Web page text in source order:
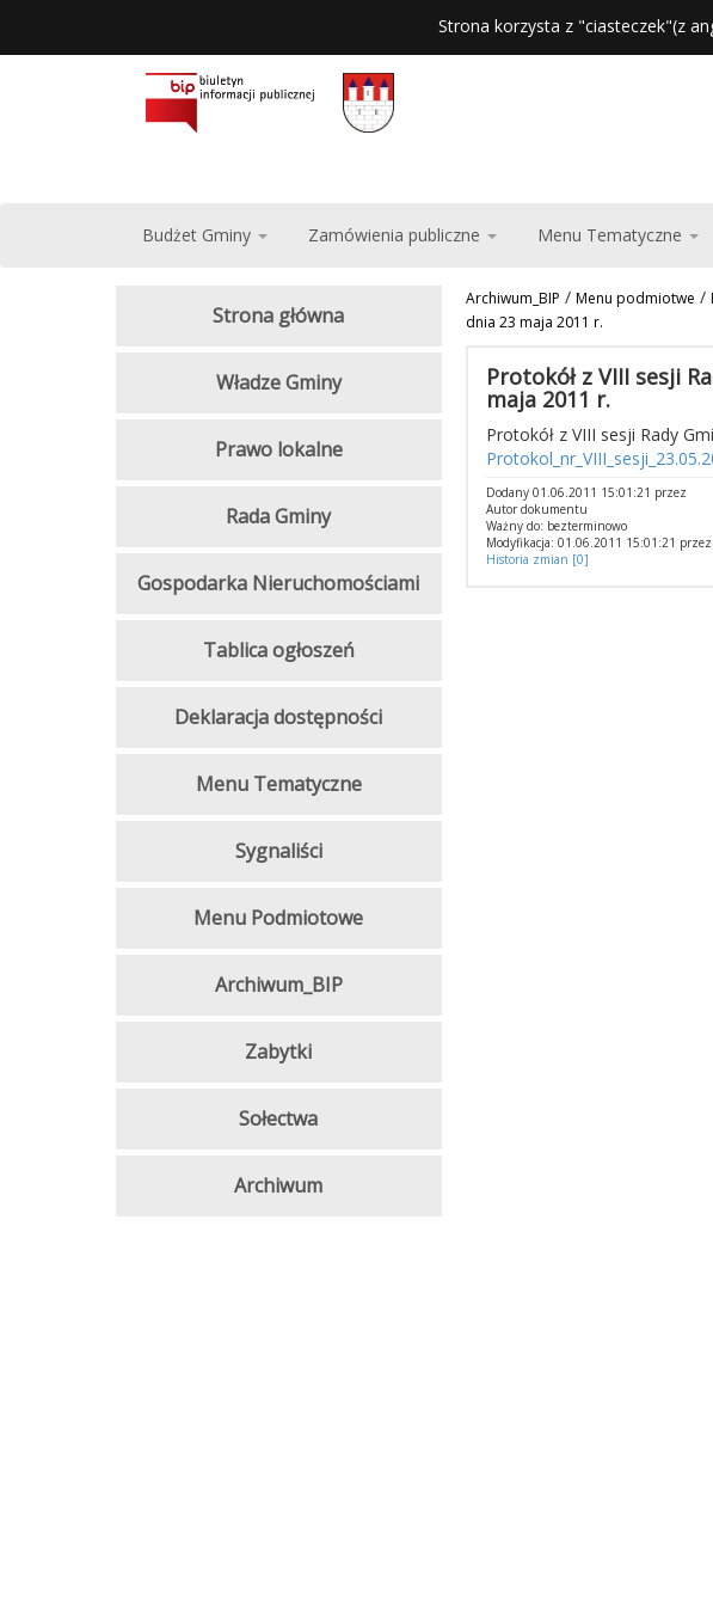
Strona korzysta z "ciasteczek"(z
Budżet Gminy Zamówienia publiczne Menu Tematyczne
Archiwum_BIP / Menu podmiotwe /
dnia 23 maja 2011 r.
Protokół z VIII sesji
maja 2011 r.
Protokół z VIII sesji Rady
Dodany 01.06.2011 15:01:21 przez
Autor dokumentu
Ważny do: bezterminowo
Modyfikacja: 01.06.2011 15:01:21 przez
Historia zmian [0]
Strona główna
Władze Gminy
Prawo lokalne
Rada Gminy
Gospodarka Nieruchomościami
Tablica ogłoszeń
Deklaracja dostępności
Menu Tematyczne
Sygnaliści
Menu Podmiotowe
Archiwum_BIP
Zabytki
Sołectwa
Archiwum